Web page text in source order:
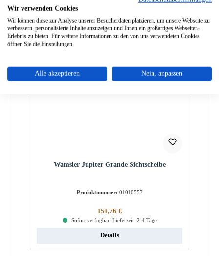
Sofort verfügbar, Lieferzeit: 2-4 Tage
Details
Wamsler Jupiter Grande Sichtscheibe
Produktnummer: 01010557
Regulärer Preis:
151,76 €
Sofort verfügbar, Lieferzeit: 2-4 Tage
Details
Wir verwenden Cookies
Wir können diese zur Analyse unserer Besucherdaten platzieren, um unsere Webseite zu
verbessern, personalisierte Inhalte anzuzeigen und Ihnen ein großartiges Webseiten-
Erlebnis zu bieten. Für weitere Informationen zu den von uns verwendeten Cookies
öffnen Sie die Einstellungen.
Alle akzeptieren Nein, anpassen